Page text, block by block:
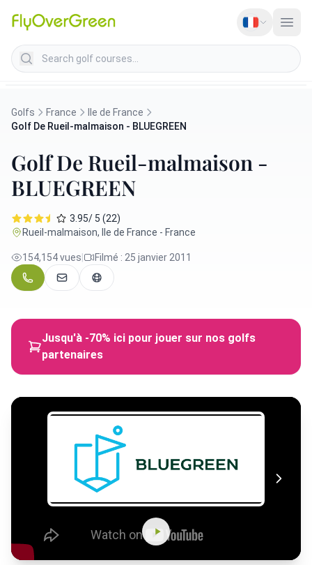
Search golf courses
Golfs France
Ile de France
Golf De Rueil-malmaison - BLUEGREEN
Golf De Rueil-malmaison -
BLUEGREEN
3.95/ 5 (22)
Rueil-malmaison, Ile de France - France
154,154 vues Filmé : 25 janvier 2011
Jusqu'à -70% ici pour jouer sur nos golfs
partenaires